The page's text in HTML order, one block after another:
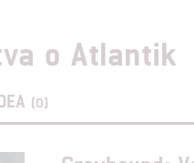
o Atlantik
(0)